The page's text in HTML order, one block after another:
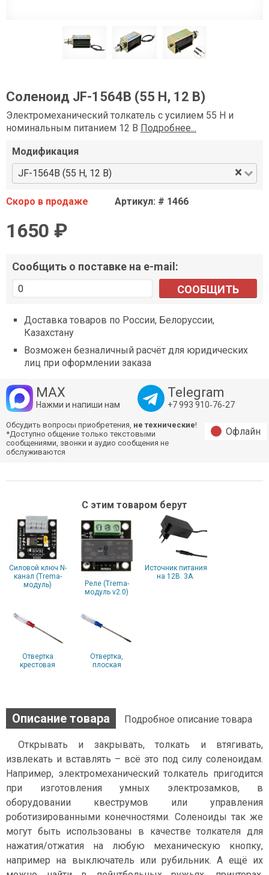
Соленоид JF-1564B (55 Н, 12 В)
Электромеханический толкатель c усилием 55 Н и
номинальным питанием 12 В Подробнее...
Модификация
JF-1564B (55 Н, 12 В)
×
Скоро в продаже Артикул: # 1466
1650 ₽
Сообщить о поставке на e-mail:
СООБЩИТЬ
Доставка товаров по России, Белоруссии,
Казахстану
Возможен безналичный расчёт для юридических
лиц при оформлении заказа
MAX
Нажми и напиши нам
Telegram
+7 993 910‑76‑27
Обсудить вопросы приобретения, не технические!
*Доступно общение только текстовыми
сообщениями, звонки и аудио сообщения не
обслуживаются
Офлайн
С этим товаром берут
Силовой ключ N-
канал (Trema-
модуль)
Реле (Trema-
модуль v2.0)
Источник питания
на 12В. 3А.
Отвертка
крестовая
Отвертка,
плоская
Описание товара Подробное описание товара
Открывать и закрывать, толкать и втягивать,
извлекать и вставлять – всё это под силу соленоидам.
Например, электромеханический толкатель пригодится
при изготовления умных электрозамков, в
оборудовании квеструмов или управления
роботизированными конечностями. Соленоиды так же
могут быть использованы в качестве толкателя для
нажатия/отжатия на любую механическую кнопку,
например на выключатель или рубильник. А ещё их